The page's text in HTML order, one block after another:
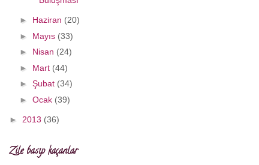
► Haziran (20)
► Mayıs (33)
► Nisan (24)
► Mart (44)
► Şubat (34)
► Ocak (39)
► 2013 (36)
Zile basıp kaçanlar